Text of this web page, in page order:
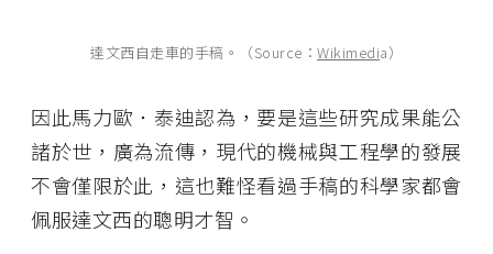
達文西自走車的手稿。（Source： Wikimedia）
因此馬力歐．泰迪認為，要是這些研究成果能公
諸於世，廣為流傳，現代的機械與工程學的發展
不會僅限於此，這也難怪看過手稿的科學家都會
佩服達文西的聰明才智。